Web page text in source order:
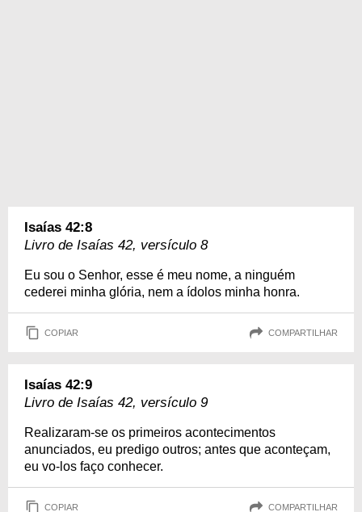
Isaías 42:8
Livro de Isaías 42, versículo 8
Eu sou o Senhor, esse é meu nome, a ninguém
cederei minha glória, nem a ídolos minha honra.
COPIAR COMPARTILHAR
Isaías 42:9
Livro de Isaías 42, versículo 9
Realizaram-se os primeiros acontecimentos
anunciados, eu predigo outros; antes que aconteçam,
eu vo-los faço conhecer.
COPIAR COMPARTILHAR